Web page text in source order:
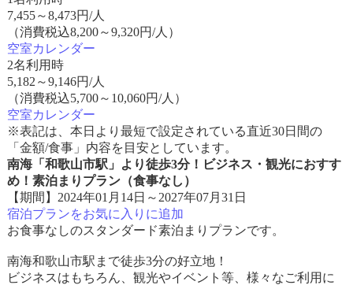
7,455～8,473円/人
（消費税込8,200～9,320円/人）
空室カレンダー
2名利用時
5,182 ～9,146円/人
（消費税込5,700～10,060円/人）
空室カレンダー
※表記は、本日より最短で設定されている直近30日間の
「金額/食事」内容を目安としています。
南海「和歌山市駅」より徒歩3分！ビジネス・観光におすす
め！素泊まりプラン（食事なし）
【期間】2024年01月14日～2027年07月31日
宿泊プランをお気に入りに追加
お食事なしのスタンダード素泊まりプランです。
南海和歌山市駅まで徒歩3分の好立地！
ビジネスはもちろん、観光やイベント等、様々なご利用に